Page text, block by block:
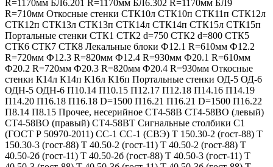
R=1170мм БЛ6.201 R=1170мм БЛ6.302 R=1170мм БЛ9
R=710мм Откосные стенки СТК10л СТК10п СТК11п СТК12л
СТК12п СТК13л СТК13п СТК14л СТК14п СТК15л СТК15п
Портальные стенки СТК1 СТК2 d=750 СТК2 d=800 СТК5
СТК6 СТК7 СТК8 Лекальные блоки Ф12.1 R=610мм Ф12.2
R=720мм Ф12.3 R=820мм Ф12.4 R=930мм Ф20.1 R=610мм
Ф20.2 R=720мм Ф20.3 R=820мм Ф20.4 R=930мм Откосные
стенки К14л К14п К16л К16п Портальные стенки ОД-5 ОД-6
ОДН-5 ОДН-6 П10.14 П10.15 П12.17 П12.18 П14.16 П14.19
П14.20 П16.18 П16.18 D=1500 П16.21 П16.21 D=1500 П16.22
П8.14 П8.15 Прочее, несерийное СТ4-58В СТ4-58ВО (левый)
СТ4-58ВО (правый) СТ4-58ВТ Сигнальные столбики С1
(ГОСТ Р 50970-2011) СС-1 СС-1 (СВЭ) Т 150.30-2 (гост-88) Т
150.30-3 (гост-88) Т 40.50-2 (гост-11) Т 40.50-2 (гост-88) Т
40.50-2б (гост-11) Т 40.50-2б (гост-88) Т 40.50-3 (гост-11) Т